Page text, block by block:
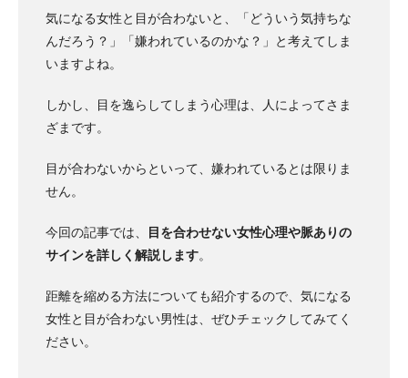
気になる女性と目が合わないと、「どういう気持ちな
んだろう？」「嫌われているのかな？」と考えてしま
いますよね。
しかし、目を逸らしてしまう心理は、人によってさま
ざまです。
目が合わないからといって、嫌われているとは限りま
せん。
今回の記事では、
目を合わせない女性心理や脈ありの
サインを詳しく解説します。
距離を縮める方法についても紹介するので、気になる
女性と目が合わない男性は、ぜひチェックしてみてく
ださい。